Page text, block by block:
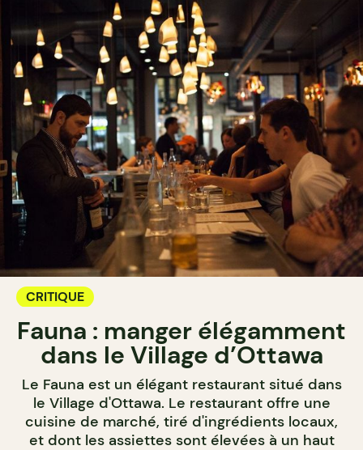
CRITIQUE
Fauna : manger élégamment
dans le Village d’Ottawa
Le Fauna est un élégant restaurant situé dans
le Village d'Ottawa. Le restaurant offre une
cuisine de marché, tiré d'ingrédients locaux,
et dont les assiettes sont élevées à un haut